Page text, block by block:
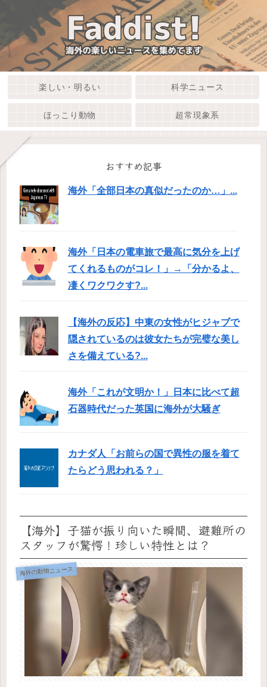
楽しい・明るい 科学ニュース
ほっこり動物 超常現象系
おすすめ記事
海外「全部日本の真似だったのか…」...
海外「日本の電車旅で最高に気分を上げ
てくれるものがコレ！」→「分かるよ、
凄くワクワクす?...
【海外の反応】中東の女性がヒジャブで
隠されているのは彼女たちが完璧な美し
さを備えている?...
海外「これが文明か！」日本に比べて超
石器時代だった英国に海外が大騒ぎ
カナダ人「お前らの国で異性の服を着て
たらどう思われる？」
【海外】子猫が振り向いた瞬間、避難所の
スタッフが驚愕！珍しい特性とは？
海外の動物ニュース